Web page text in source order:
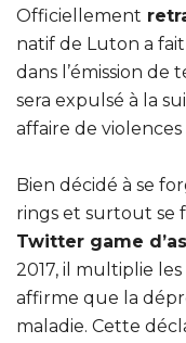
Officiellement
natif de Luton a
dans l’émission de
sera expulsé à la
affaire de
Bien décidé à se
rings et surtout se
Twitter game
2017, il multiplie les
affirme que la
maladie. Cette